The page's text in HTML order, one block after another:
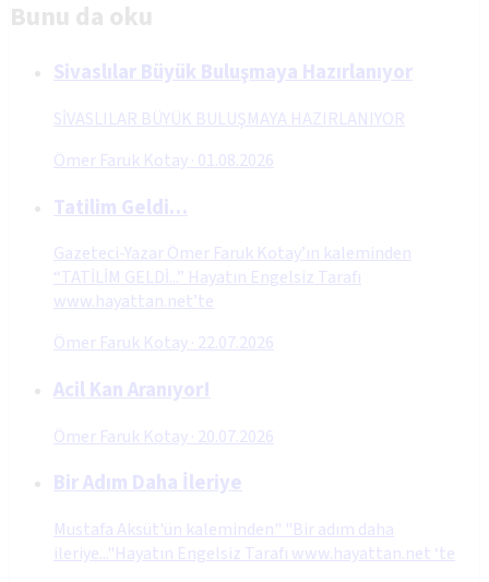
Bunu da oku
Sivaslılar Büyük Buluşmaya Hazırlanıyor
SİVASLILAR BÜYÜK BULUŞMAYA HAZIRLANIYOR
Ömer Faruk Kotay· 01.08.2026
Tatilim Geldi…
Gazeteci-Yazar Ömer Faruk Kotay’ın kaleminden
“TATİLİM GELDİ...” Hayatın Engelsiz Tarafı
www.hayattan.net’te
Ömer Faruk Kotay· 22.07.2026
Acil Kan Aranıyor!
Ömer Faruk Kotay· 20.07.2026
Bir Adım Daha İleriye
Mustafa Aksüt'ün kaleminden" "Bir adım daha
ileriye..."Hayatın Engelsiz Tarafı www.hayattan.net ‘te